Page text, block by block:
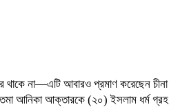
থাকে না—এটি আবারও প্রমাণ করেছেন
আনিকা আক্তারকে (২০) ইসলাম ধর্ম